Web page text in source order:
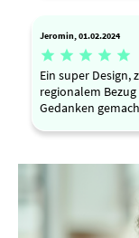
Jeromin, 01.02.2024
    
Ein super Design,
regionalem
Gedanken